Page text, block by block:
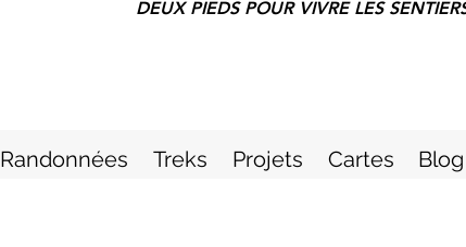
DEUX PIEDS POUR VIVRE LES
Randonnées Treks Projets Cartes Blog